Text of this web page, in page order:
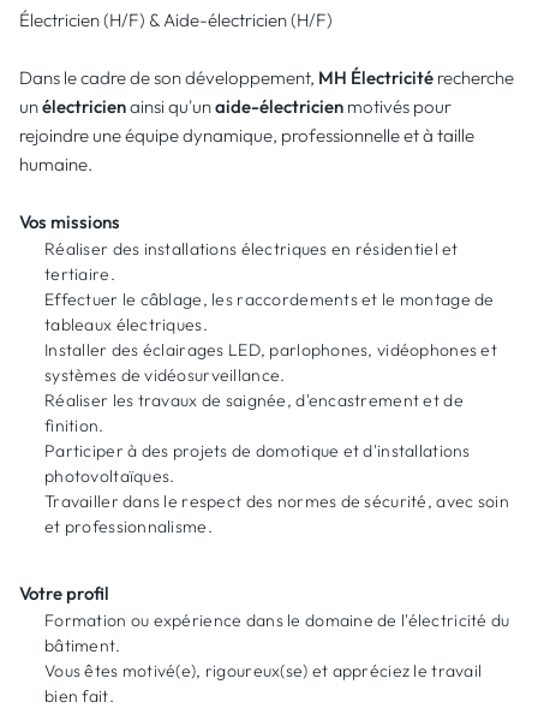
Électricien (H/F) & Aide-électricien (H/F)
Dans le cadre de son développement, MH Électricité recherche
unélectricienainsi qu'unaide-électricien motivés pour
rejoindre une équipe dynamique, professionnelle et à taille
humaine.
Vos missions
Réaliser des installations électriques en résidentiel et
tertiaire.
Effectuer le câblage, les raccordements et le montage de
tableaux électriques.
Installer des éclairages LED, parlophones, vidéophones et
systèmes de vidéosurveillance.
Réaliser les travaux de saignée, d'encastrement et de
finition.
Participer à des projets de domotique et d'installations
photovoltaïques.
Travailler dans le respect des normes de sécurité, avec soin
et professionnalisme.
Votre profil
Formation ou expérience dans le domaine de l'électricité du
bâtiment.
Vous êtes motivé(e), rigoureux(se) et appréciez le travail
bien fait.